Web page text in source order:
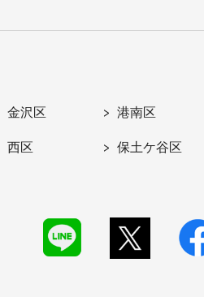
金沢区 港南区
西区 保土ケ谷区